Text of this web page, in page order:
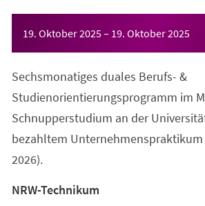
19. Oktober 2025– 19. Oktober 2025
Sechsmonatiges duales Berufs- &
Studienorientierungsprogramm im
Schnupperstudium an der
bezahltem Unternehmenspraktikum
2026).
NRW-Technikum